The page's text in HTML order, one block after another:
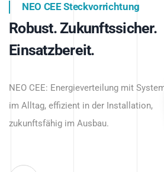
Intelligente
beginnt
NEO CEE Steckvorrichtung
Robust. Zukunftssicher.
Einsatzbereit.
NEO CEE: Energieverteilung mit
im Alltag, effizient in der Installation,
zukunftsfähig im Ausbau.
Intelligenz trifft Energie.
Anwendungen – robust, IP-geschützt
zukunftsfähig.